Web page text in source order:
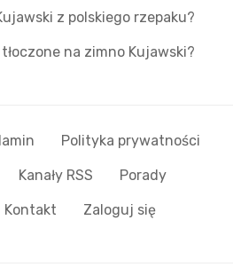
z polskiego rzepaku?
na zimno Kujawski?
Polityka prywatności
Kanały RSS Porady
Kontakt Zaloguj się